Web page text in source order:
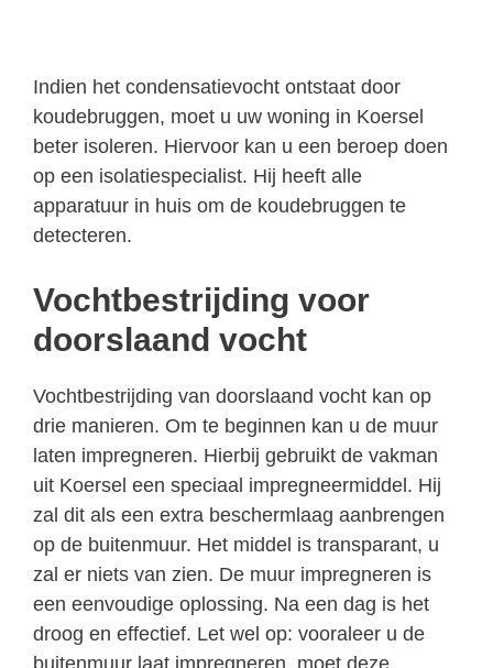
Indien het condensatievocht ontstaat door
koudebruggen, moet u uw woning in Koersel
beter isoleren. Hiervoor kan u een beroep doen
op een isolatiespecialist. Hij heeft alle
apparatuur in huis om de koudebruggen te
detecteren.
Vochtbestrijding voor
doorslaand vocht
Vochtbestrijding van doorslaand vocht kan op
drie manieren. Om te beginnen kan u de muur
laten impregneren. Hierbij gebruikt de vakman
uit Koersel een speciaal impregneermiddel. Hij
zal dit als een extra beschermlaag aanbrengen
op de buitenmuur. Het middel is transparant, u
zal er niets van zien. De muur impregneren is
een eenvoudige oplossing. Na een dag is het
droog en effectief. Let wel op: vooraleer u de
buitenmuur laat impregneren, moet deze